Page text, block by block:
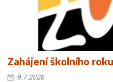
Zahájení školního
9.7.2026